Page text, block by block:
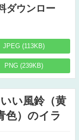
ダウンロー
JPEG (113KB)
PNG (239KB)
い風鈴（黄
色）のイラ